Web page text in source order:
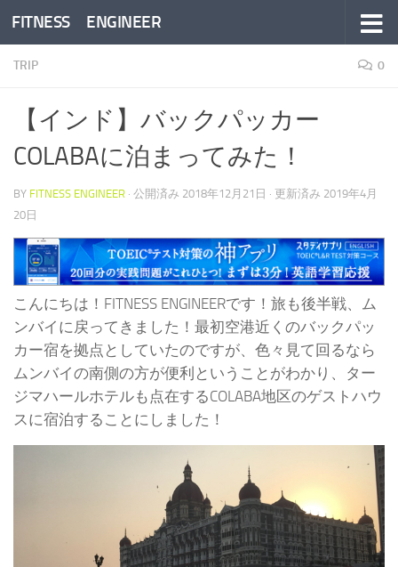
コンテンツへスキップ
FITNESS ENGINEER
TRIP 0
【インド】バックパッカー
COLABAに泊まってみた！
BY FITNESS ENGINEER · 公開済み 2018年12月21日 · 更新済み 2019年4月
20日
こんにちは！FITNESS ENGINEERです！旅も後半戦、ム
ンバイに戻ってきました！最初空港近くのバックパッ
カー宿を拠点としていたのですが、色々見て回るなら
ムンバイの南側の方が便利ということがわかり、ター
ジマハールホテルも点在するCOLABA地区のゲストハウ
スに宿泊することにしました！